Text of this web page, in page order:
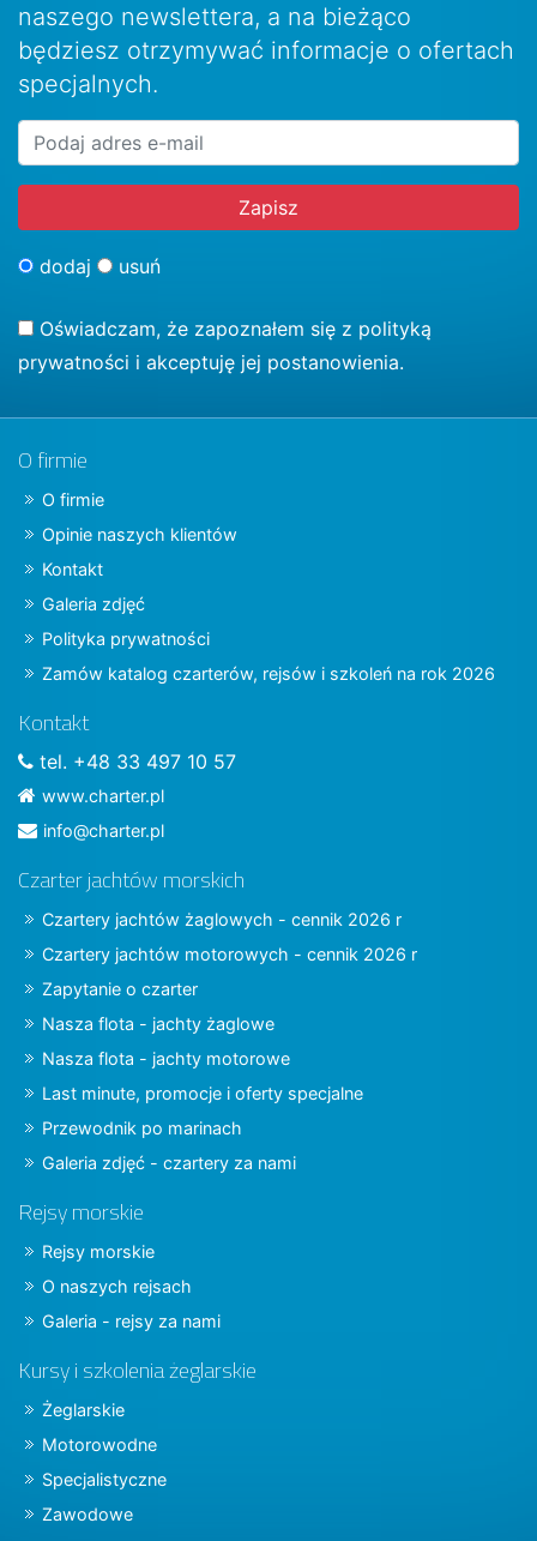
naszego newslettera, a na bieżąco
będziesz otrzymywać informacje o ofertach
specjalnych.
dodaj usuń
Oświadczam, że zapoznałem się z polityką
prywatności i akceptuję jej postanowienia.
O firmie
O firmie
Opinie naszych klientów
Kontakt
Galeria zdjęć
Polityka prywatności
Zamów katalog czarterów, rejsów i szkoleń na rok 2026
Kontakt
tel. +48 33 497 10 57
www.charter.pl
info@charter.pl
Czarter jachtów morskich
Czartery jachtów żaglowych - cennik 2026 r
Czartery jachtów motorowych - cennik 2026 r
Zapytanie o czarter
Nasza flota - jachty żaglowe
Nasza flota - jachty motorowe
Last minute, promocje i oferty specjalne
Przewodnik po marinach
Galeria zdjęć - czartery za nami
Rejsy morskie
Rejsy morskie
O naszych rejsach
Galeria - rejsy za nami
Kursy i szkolenia żeglarskie
Żeglarskie
Motorowodne
Specjalistyczne
Zawodowe